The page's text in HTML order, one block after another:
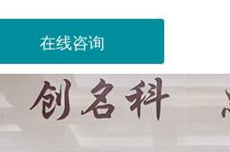
在线咨询